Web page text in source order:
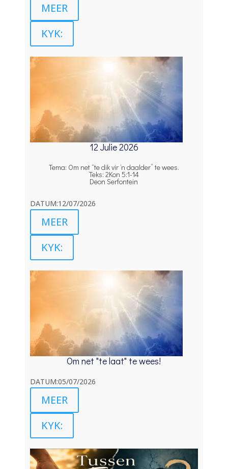
MEER
KYK:
12 Julie 2026
Tema: Om net “te dik vir ‘n daalder” te wees.
Teks: 2Kon 5:1-14
Deon Serfontein
DATUM:12/07/2026
MEER
KYK:
Om net "te laat" te wees!
DATUM:05/07/2026
MEER
KYK: